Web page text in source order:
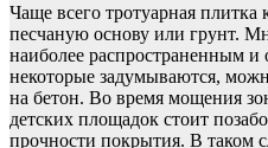
Чаще всего тротуарная плитка
песчаную основу или грунт.
наиболее распространенным
некоторые задумываются,
на бетон. Во время мощения
детских площадок стоит
прочности покрытия. В таком